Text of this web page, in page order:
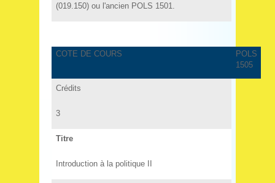
(019.150) ou l'ancien POLS 1501.
COTE DE COURS
POLS
1505
Crédits
3
Titre
Introduction à la politique II